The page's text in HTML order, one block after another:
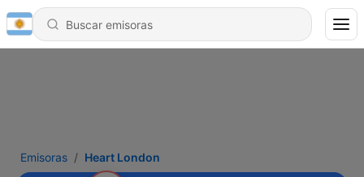
Emisoras Heart London